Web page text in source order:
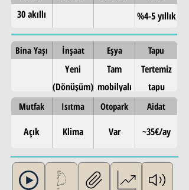
30 akıllı
stüdyo
%4-5 yıllık
Bina Yaşı İnşaat Eşya Tapu
Yeni
(Dönüşüm)
Tam
mobilyalı
Tertemiz
tapu
Mutfak Isıtma Otopark Aidat
Açık Klima Var ~35€/ay